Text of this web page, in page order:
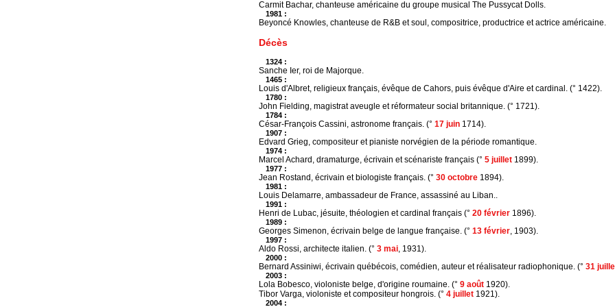
Carmit Bachar, chanteuse américaine du groupe musical The Pussycat Dolls.
1981 :
Beyoncé Knowles, chanteuse de R&B et soul, compositrice, productrice et actrice américaine.
Décès
1324 :
Sanche Ier, roi de Majorque.
1465 :
Louis d'Albret, religieux français, évêque de Cahors, puis évêque d'Aire et cardinal. (° 1422).
1780 :
John Fielding, magistrat aveugle et réformateur social britannique. (° 1721).
1784 :
César-François Cassini, astronome français. (° 17 juin1714).
1907 :
Edvard Grieg, compositeur et pianiste norvégien de la période romantique.
1974 :
Marcel Achard, dramaturge, écrivain et scénariste français (° 5 juillet1899).
1977 :
Jean Rostand, écrivain et biologiste français. (° 30 octobre1894).
1981 :
Louis Delamarre, ambassadeur de France, assassiné au Liban..
1991 :
Henri de Lubac, jésuite, théologien et cardinal français (° 20 février1896).
1989 :
Georges Simenon, écrivain belge de langue française. (° 13 février, 1903).
1997 :
Aldo Rossi, architecte italien. (° 3 mai, 1931).
2000 :
Bernard Assiniwi, écrivain québécois, comédien, auteur et réalisateur radiophonique. (° 31
2003 :
Lola Bobesco, violoniste belge, d'origine roumaine. (° 9 août1920).
Tibor Varga, violoniste et compositeur hongrois. (° 4 juillet1921).
2004 :